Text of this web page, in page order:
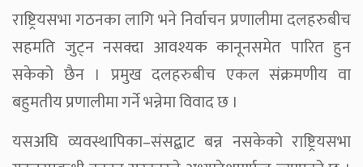
राष्ट्रियसभा गठनका लागि भने निर्वाचन प्रणालीमा दलहरुबीच
सहमति जुट्न नसक्दा आवश्यक कानूनसमेत पारित हुन
सकेको छैन । प्रमुख दलहरुबीच एकल संक्रमणीय वा
बहुमतीय प्रणालीमा गर्ने भन्नेमा विवाद छ ।
यसअघि व्यवस्थापिका–संसद्बाट बन्न नसकेको राष्ट्रियसभा